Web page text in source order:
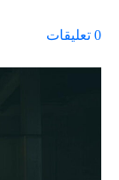
0 تعليقات